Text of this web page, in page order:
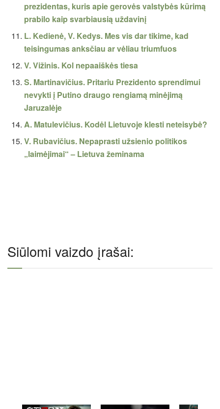
prezidentas, kuris apie gerovės valstybės kūrimą
prabilo kaip svarbiausią uždavinį
L. Kedienė, V. Kedys. Mes vis dar tikime, kad
teisingumas anksčiau ar vėliau triumfuos
V. Vižinis. Kol nepaaiškės tiesa
S. Martinavičius. Pritariu Prezidento sprendimui
nevykti į Putino draugo rengiamą minėjimą
Jaruzalėje
A. Matulevičius. Kodėl Lietuvoje klesti neteisybė?
V. Rubavičius. Nepaprasti užsienio politikos
„laimėjimai“ – Lietuva žeminama
Siūlomi vaizdo įrašai: